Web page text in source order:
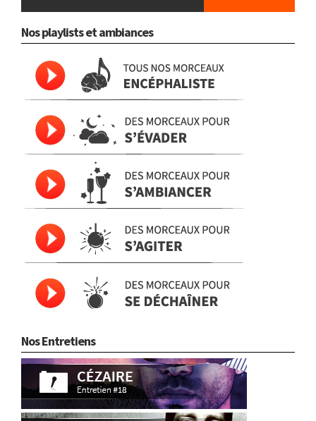
Nos playlists et ambiances
Nos Entretiens